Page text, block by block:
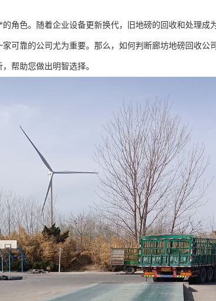
角色。随着企业设备更新换代，旧地磅的回收和处理成
可靠的公司尤为重要。那么，如何判断廊坊地磅回收公
帮助您做出明智选择。